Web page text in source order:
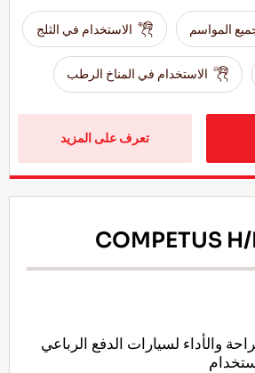
المواسم الاستخدام في الثلج
الاستخدام في المناخ الرطب
تعرف على المزيد
COMPETUS
والأداء لسيارات الدفع الرباعي